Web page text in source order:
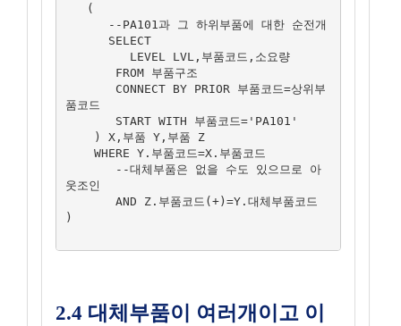
품코드
웃조인
)
2.4 대체부품이 여러개이고 이